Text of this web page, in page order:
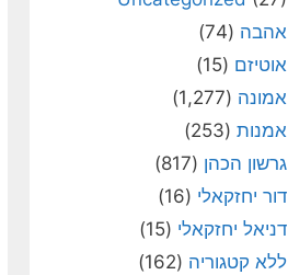
אהבה (74)
אוטיזם (15)
אמונה (1,277)
אמנות (253)
גרשון הכהן (817)
דור יחזקאלי (16)
דניאל יחזקאלי (15)
ללא קטגוריה (162)